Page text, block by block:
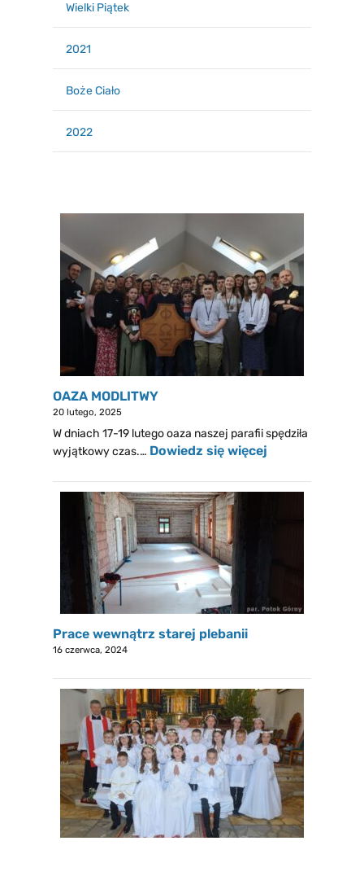
Wielki Piątek
2021
Boże Ciało
2022
OAZA MODLITWY
20 lutego, 2025
W dniach 17-19 lutego oaza naszej parafii spędziła
wyjątkowy czas.… Dowiedz się więcej
Prace wewnątrz starej plebanii
16 czerwca, 2024